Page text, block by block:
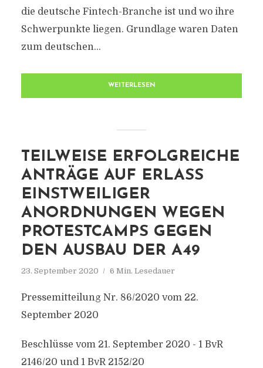
die deutsche Fintech-Branche ist und wo ihre
Schwerpunkte liegen. Grundlage waren Daten
zum deutschen...
WEITERLESEN
TEILWEISE ERFOLGREICHE
ANTRÄGE AUF ERLASS
EINSTWEILIGER
ANORDNUNGEN WEGEN
PROTESTCAMPS GEGEN
DEN AUSBAU DER A49
23. September 2020 6 Min. Lesedauer
Pressemitteilung Nr. 86/2020 vom 22.
September 2020
Beschlüsse vom 21. September 2020 - 1 BvR
2146/20 und 1 BvR 2152/20